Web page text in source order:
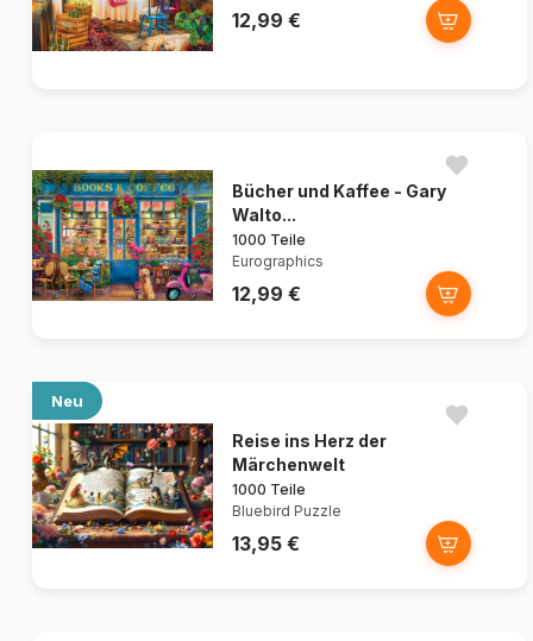
12,99 €
Bücher und Kaffee - Gary
Walto...
1000 Teile
Eurographics
12,99 €
Neu
Reise ins Herz der
Märchenwelt
1000 Teile
Bluebird Puzzle
13,95 €